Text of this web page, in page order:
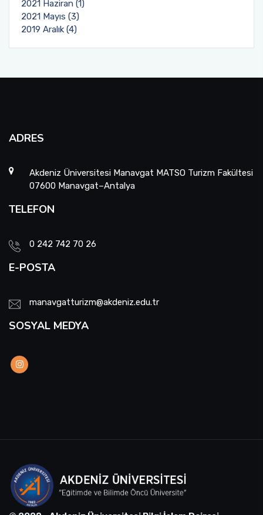
2021 Haziran (1)
2021 Mayıs (3)
2019 Aralık (4)
ADRES
Akdeniz Üniversitesi Manavgat MATSO Turizm Fakültesi
07600 Manavgat–Antalya
TELEFON
0 242 742 70 26
E-POSTA
manavgatturizm@akdeniz.edu.tr
SOSYAL MEDYA